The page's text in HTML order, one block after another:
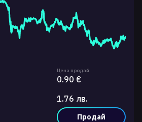
Цена продай:
0.90 €
1.76 лв.
Продай